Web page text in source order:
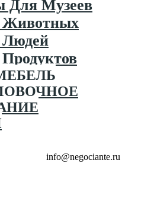
Для Музеев
info@negociante.ru